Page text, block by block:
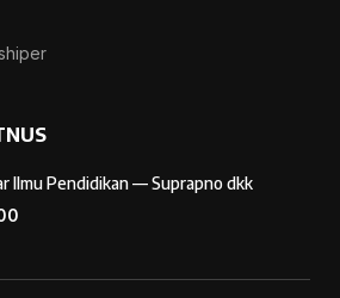
Ilmu Pendidikan — Suprapno dkk